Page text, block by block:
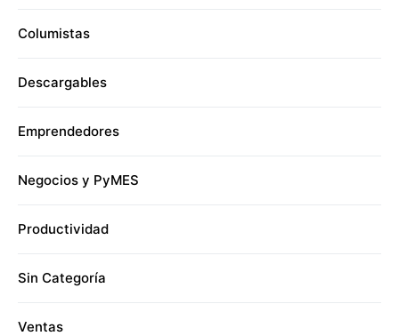
Columistas
Descargables
Emprendedores
Negocios y PyMES
Productividad
Sin Categoría
Ventas